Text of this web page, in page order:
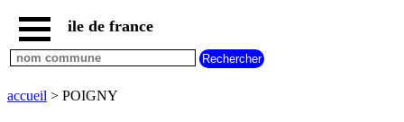
accueil
paris
communes
ile de france
accueil > POIGNY